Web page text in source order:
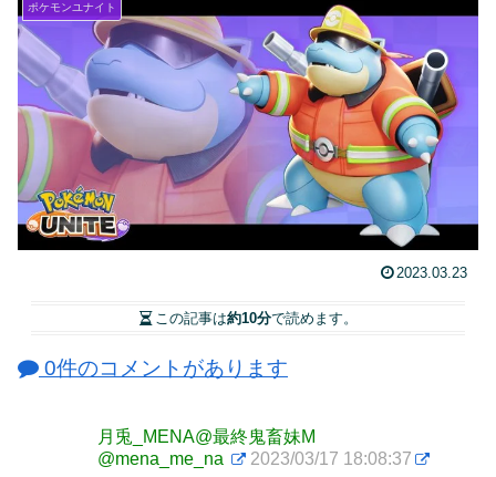
ポケモンユナイト
2023.03.23
この記事は約10分で読めます。
0件のコメントがあります
月兎_MENA@最終鬼畜妹M
@mena_me_na
2023/03/17 18:08:37